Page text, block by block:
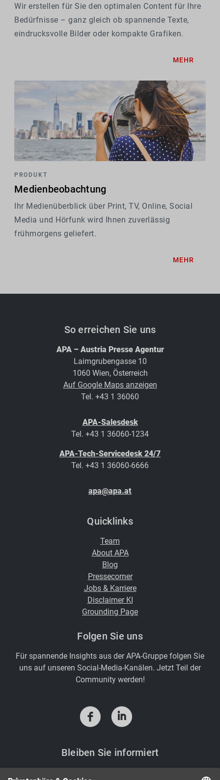
Wir erstellen für Sie den optimalen Content für Ihre
Bedürfnisse – ganz gleich ob spannende Texte,
eindrucksvolle Bilder oder kompakte Grafiken.
MEHR
PRODUKT
Medienbeobachtung
Ihr Medienüberblick über Print, TV, Online, Social
Media und Hörfunk wird Ihnen zuverlässig
frühmorgens geliefert.
MEHR
So erreichen Sie uns
APA – Austria Presse Agentur
Laimgrubengasse 10
1060 Wien, Österreich
Auf Google Maps anzeigen
Tel. +43 1 36060
APA-Salesdesk
Tel. +43 1 36060-1234
APA-Tech-Servicedesk 24/7
Tel. +43 1 36060-6666
apa@apa.at
Quicklinks
Team
About APA
Blog
Pressecorner
Jobs & Karriere
Disclaimer KI
Grounding Page
Folgen Sie uns
Für spannende Insights aus der APA-Gruppe folgen Sie
uns auf unseren Social-Media-Kanälen. Jetzt Teil der
Community werden!
f i
Bleiben Sie informiert